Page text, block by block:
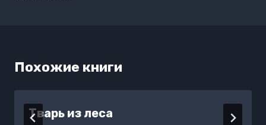
Похожие книги
Тварь из леса